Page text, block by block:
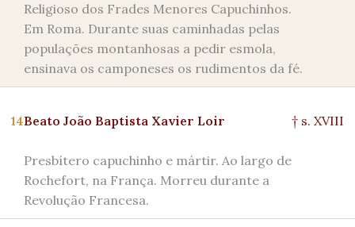
Religioso dos Frades Menores Capuchinhos.
Em Roma. Durante suas caminhadas pelas
populações montanhosas a pedir esmola,
ensinava os camponeses os rudimentos da fé.
14Beato João Baptista Xavier Loir
Presbítero capuchinho e mártir. Ao largo de
Rochefort, na França. Morreu durante a
Revolução Francesa.
† s. XVIII